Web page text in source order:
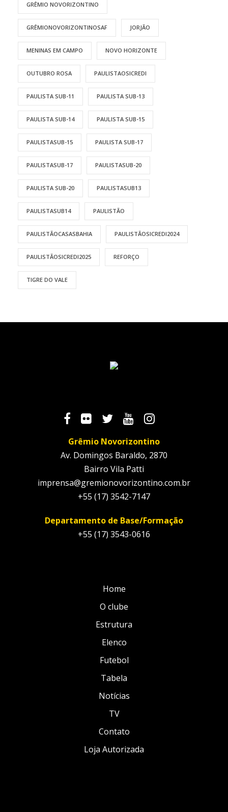
GRÊMIO NOVORIZONTINO
GRÊMIONOVORIZONTINOSAF JORJÃO
MENINAS EM CAMPO NOVO HORIZONTE
OUTUBRO ROSA PAULISTAOSICREDI
PAULISTA SUB-11 PAULISTA SUB-13
PAULISTA SUB-14 PAULISTA SUB-15
PAULISTASUB-15 PAULISTA SUB-17
PAULISTASUB-17 PAULISTASUB-20
PAULISTA SUB-20 PAULISTASUB13
PAULISTASUB14 PAULISTÃO
PAULISTÃOCASASBAHIA PAULISTÃOSICREDI2024
PAULISTÃOSICREDI2025 REFORÇO
TIGRE DO VALE
Grêmio Novorizontino
Av. Domingos Baraldo, 2870
Bairro Vila Patti
imprensa@gremionovorizontino.com.br
+55 (17) 3542-7147
Departamento de Base/Formação
+55 (17) 3543-0616
Home
O clube
Estrutura
Elenco
Futebol
Tabela
Notícias
TV
Contato
Loja Autorizada